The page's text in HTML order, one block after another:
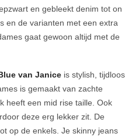
en gebleekt denim tot on
en de varianten met een extra
gaat gewoon altijd met de
van Janice is stylish, tijdloos
is gemaakt van zachte
heeft een mid rise taille. Ook
deze erg lekker zit. De
op de enkels. Je skinny jeans